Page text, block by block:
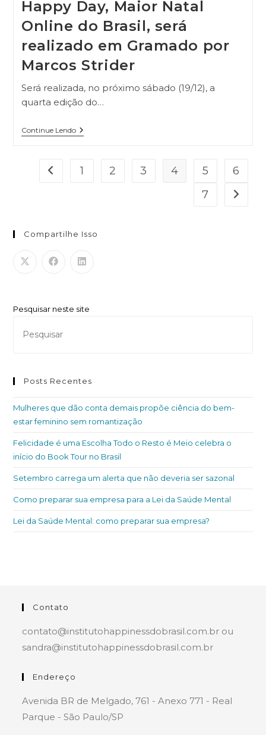
Happy Day, Maior Natal
Online do Brasil, será
realizado em Gramado por
Marcos Strider
Será realizada, no próximo sábado (19/12), a
quarta edição do…
Continue Lendo
1 2 3 4 5
6
7
Compartilhe Isso
Pesquisar neste site
Posts Recentes
Mulheres que dão conta demais propõe ciência do bem-
estar feminino sem romantização
Felicidade é uma Escolha Todo o Resto é Meio celebra o
início do Book Tour no Brasil
Setembro carrega um alerta que não deveria ser sazonal
Como preparar sua empresa para a Lei da Saúde Mental
Lei da Saúde Mental: como preparar sua empresa?
Contato
contato@institutohappinessdobrasil.com.br ou
sandra@institutohappinessdobrasil.com.br
Endereço
Avenida BR de Melgado, 761 - Anexo 771 - Real
Parque - São Paulo/SP